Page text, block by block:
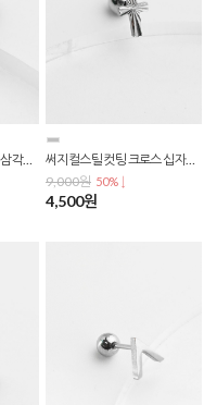
써지컬스틸 미니멀 엔틱 삼각형 큐빅 바벨 피어싱 P-0749
써지컬스틸 컷팅 크로스 십자가 피어싱 P-0748
9,000원 50% ↓
4,500원